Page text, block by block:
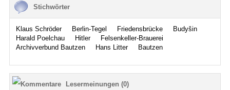
Stichwörter
Klaus Schröder Berlin-Tegel Friedensbrücke
Budyšin
Harald Poelchau
Hitler
Felsenkeller-Brauerei
Archivverbund Bautzen
Hans Litter Bautzen
Lesermeinungen (0)